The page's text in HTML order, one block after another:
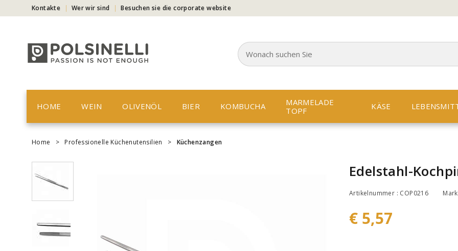
Kontakte Wer wir sind Besuchen sie die corporate website
HOME WEIN OLIVENÖL BIER KOMBUCHA
MARMELADE
TOPF
KÄSE
Home > Professionelle Küchenutensilien > Küchenzangen
Edelstahl-
Artikelnummer : COP0216
€ 5,57